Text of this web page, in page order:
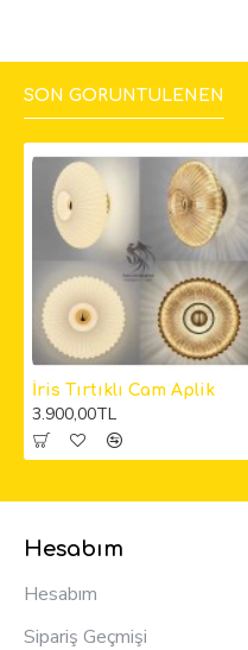
SON GÖRÜNTÜLENEN
İris Tırtıklı Cam Aplik
3.900,00TL
Hesabım
Hesabım
Sipariş Geçmişi